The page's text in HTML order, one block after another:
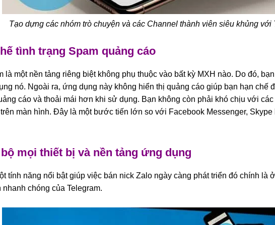
Tạo dựng các nhóm trò chuyện và các Channel thành viên siêu khủng với
tình trạng Spam quảng cáo
là một nền tảng riêng biệt không phụ thuộc vào bất kỳ MXH nào. Do đó,
nó. Ngoài ra, ứng dụng này không hiển thị quảng cáo giúp bạn hạn chế
cáo và thoải mái hơn khi sử dụng. Bạn không còn phải khó chịu với
trên màn hình. Đây là một bước tiến lớn so với Facebook Messenger, Skype
mọi thiết bị và nền tảng ứng dụng
tính năng nổi bật giúp việc bán nick Zalo ngày càng phát triển đó chính là
nhanh chóng của Telegram.